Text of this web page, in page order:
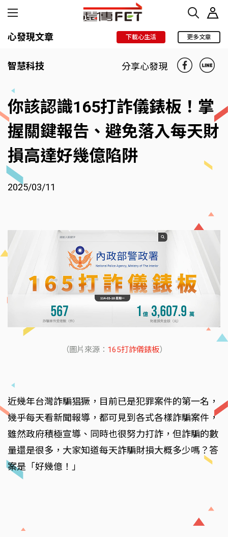
心發現文章 下載心生活 更多文章
智慧科技 分享心發現
你該認識165打詐儀錶板！掌
握關鍵報告、避免落入每天財
損高達好幾億陷阱
2025/03/11
（圖片來源： 165打詐儀錶板）
近幾年台灣詐騙猖獗，目前已是犯罪案件的第一名，
幾乎每天看新聞報導，都可見到各式各樣詐騙案件，
雖然政府積極宣導、同時也很努力打詐，但詐騙的數
量還是很多，大家知道每天詐騙財損大概多少嗎？答
案是「好幾億！」